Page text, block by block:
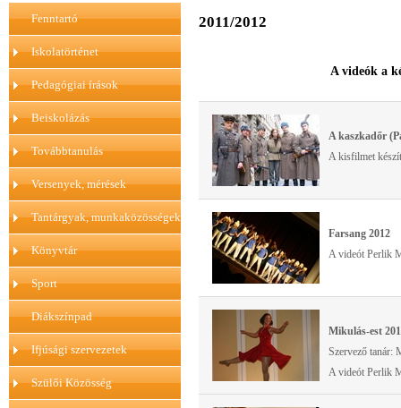
Fenntartó
Iskolatörténet
Pedagógiai írások
Beiskolázás
Továbbtanulás
Versenyek, mérések
Tantárgyak, munkaközösségek
Könyvtár
Sport
Diákszínpad
Ifjúsági szervezetek
Szülői Közösség
2011/2012
A videók a
A kaszkadőr
A kisfilmet
Farsang 2012
A videót Perlik
Mikulás-est
Szervező tanár:
A videót Perlik